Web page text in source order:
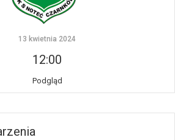
13 kwietnia 2024
12:00
Podgląd